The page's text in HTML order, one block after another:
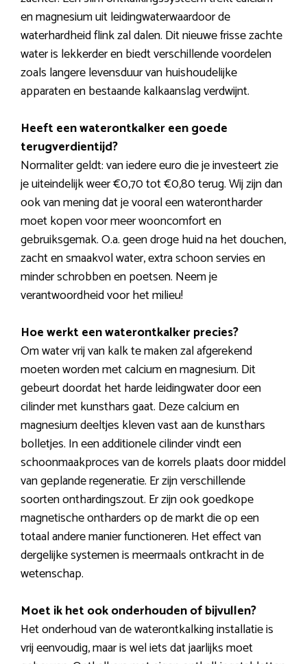
en magnesium uit leidingwaterwaardoor de
waterhardheid flink zal dalen. Dit nieuwe frisse zachte
water is lekkerder en biedt verschillende voordelen
zoals langere levensduur van huishoudelijke
apparaten en bestaande kalkaanslag verdwijnt.
Heeft een waterontkalker een goede
terugverdientijd?
Normaliter geldt: van iedere euro die je investeert zie
je uiteindelijk weer €0,70 tot €0,80 terug. Wij zijn dan
ook van mening dat je vooral een waterontharder
moet kopen voor meer wooncomfort en
gebruiksgemak. O.a. geen droge huid na het douchen,
zacht en smaakvol water, extra schoon servies en
minder schrobben en poetsen. Neem je
verantwoordheid voor het milieu!
Hoe werkt een waterontkalker precies?
Om water vrij van kalk te maken zal afgerekend
moeten worden met calcium en magnesium. Dit
gebeurt doordat het harde leidingwater door een
cilinder met kunsthars gaat. Deze calcium en
magnesium deeltjes kleven vast aan de kunsthars
bolletjes. In een additionele cilinder vindt een
schoonmaakproces van de korrels plaats door middel
van geplande regeneratie. Er zijn verschillende
soorten onthardingszout. Er zijn ook goedkope
magnetische ontharders op de markt die op een
totaal andere manier functioneren. Het effect van
dergelijke systemen is meermaals ontkracht in de
wetenschap.
Moet ik het ook onderhouden of bijvullen?
Het onderhoud van de waterontkalking installatie is
vrij eenvoudig, maar is wel iets dat jaarlijks moet